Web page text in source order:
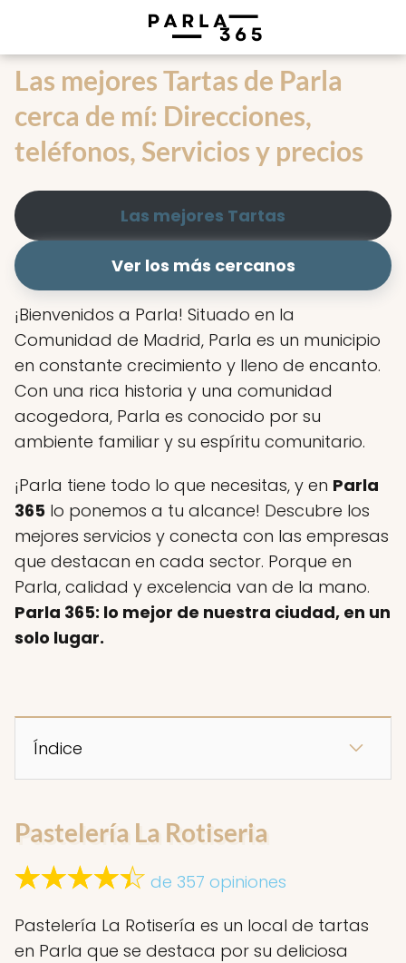
Las mejores Tartas de Parla
cerca de mí: Direcciones,
teléfonos, Servicios y precios
Las mejores Tartas
Ver los más cercanos
¡Bienvenidos a Parla! Situado en la
Comunidad de Madrid, Parla es un municipio
en constante crecimiento y lleno de encanto.
Con una rica historia y una comunidad
acogedora, Parla es conocido por su
ambiente familiar y su espíritu comunitario.
¡Parla tiene todo lo que necesitas, y en Parla
365 lo ponemos a tu alcance! Descubre los
mejores servicios y conecta con las empresas
que destacan en cada sector. Porque en
Parla, calidad y excelencia van de la mano.
Parla 365: lo mejor de nuestra ciudad, en un
solo lugar.
Índice
Pastelería La Rotiseria
de 357 opiniones
Pastelería La Rotisería es un local de tartas
en Parla que se destaca por su deliciosa